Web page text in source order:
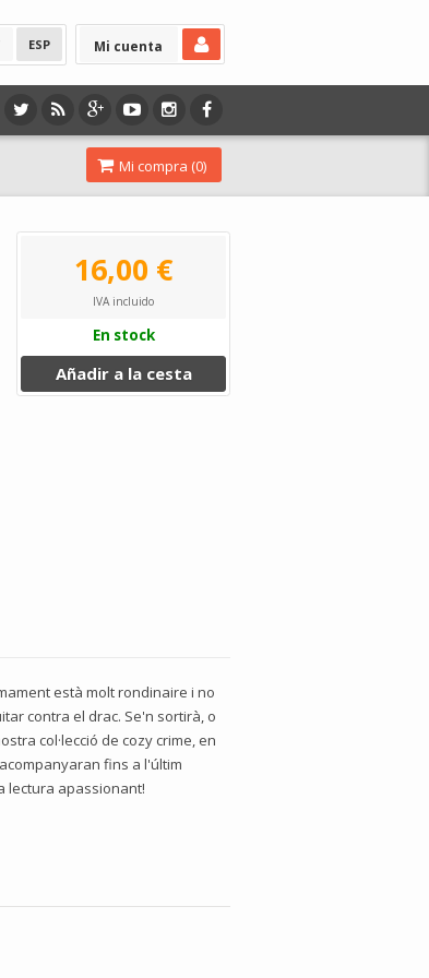
Mi cuenta
ESP
Mi compra (0)
16,00 €
IVA incluido
En stock
Añadir a la cesta
està molt rondinaire i no
contra el drac. Se'n sortirà, o
col·lecció de cozy crime, en
fins a l'últim
lectura apassionant!